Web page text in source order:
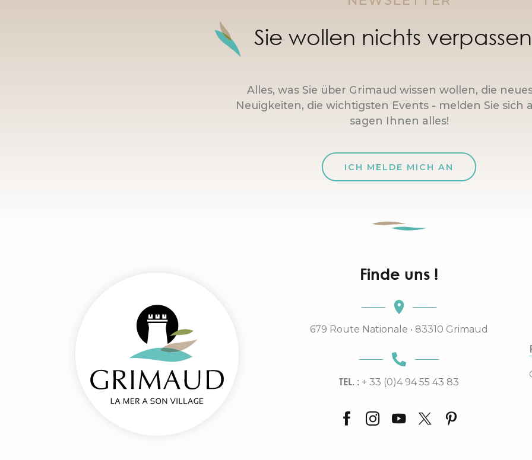
Sie wollen nichts
Alles, was Sie über Grimaud wissen wollen, die
Neuigkeiten, die wichtigsten Events - melden Sie sich
sagen Ihnen alles!
ICH MELDE MICH AN
Finde uns !
679 Route Nationale • 83310 Grimaud
TEL. : + 33 (0)4 94 55 43 83